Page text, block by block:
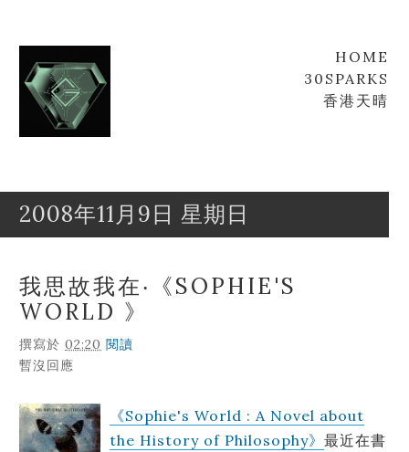
Goofyz
HOME
30SPARKS
香港天晴
2008年11月9日 星期日
我思故我在‧《SOPHIE'S
WORLD 》
撰寫於02:20 閱讀
暫沒回應
《Sophie's World : A Novel about
the History of Philosophy》最近在書